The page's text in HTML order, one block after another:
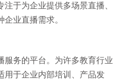
于为企业提供多场景直播、
业直播需求。
务的平台。为许多教育行业
用于企业内部培训、产品发